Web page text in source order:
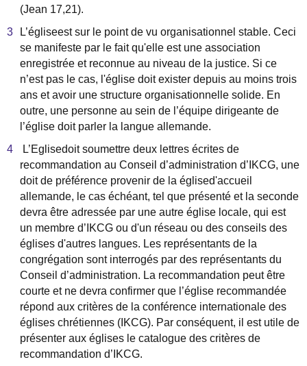
(Jean 17,21).
L’égliseest sur le point de vu organisationnel stable. Ceci
se manifeste par le fait qu'elle est une association
enregistrée et reconnue au niveau de la justice. Si ce
n’est pas le cas, l'église doit exister depuis au moins trois
ans et avoir une structure organisationnelle solide. En
outre, une personne au sein de l ’équipe dirigeante de
’église doit parler la langue allemande.
L’Eglisedoit soumettre deux lettres écrites de
recommandation au Conseil d’administration d’ IKCG, une
doit de préférence provenir de la églised'accueil
allemande, le cas échéant, tel que présenté et la seconde
devra être adressée par une autre église locale, qui est
un membre d’ IKCG ou d'un réseau ou des conseils des
églises d'autres langues. Les représentants de la
congrégation sont interrogés par des représentants du
Conseil d’administration. La recommandation peutêtre
courte et ne devra confirmer que l ’église recommandée
répond aux critères de la conférence internationale des
églises chrétiennes (IKCG). Par conséquent, il est utile de
présenter aux églises le catalogue des critères de
recommandation d’ IKCG.